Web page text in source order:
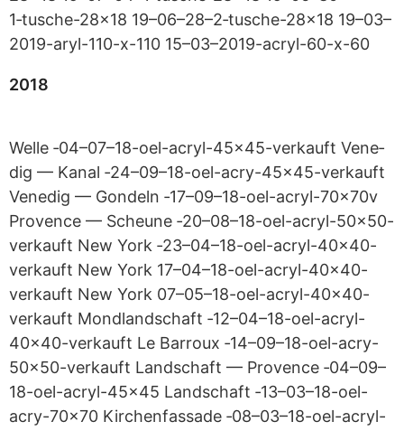
1‑tusche-28x18 19–06–28–2‑tusche-28x18 19–03–
2019-aryl-110-x-110 15–03–2019-acryl-60-x-60
2018
Welle ‑04–07–18-oel-acryl-45x45-verkauft Vene­
dig — Kanal ‑24–09–18-oel-acry-45x45-verkauft
Vene­dig — Gon­deln ‑17–09–18-oel-acryl-70x70v
Pro­vence — Scheune ‑20–08–18-oel-acryl-50x50-
verkauft New York ‑23–04–18-oel-acryl-40x40-
verkauft New York 17–04–18-oel-acryl-40x40-
verkauft New York 07–05–18-oel-acryl-40x40-
verkauft Mond­land­schaft ‑12–04–18-oel-acryl-
40x40-verkauft Le Bar­roux ‑14–09–18-oel-acry-
50x50-verkauft Land­schaft — Pro­vence ‑04–09–
18-oel-acryl-45x45 Land­schaft ‑13–03–18-oel-
acry-70x70 Kir­chen­fas­sade ‑08–03–18-oel-acryl-